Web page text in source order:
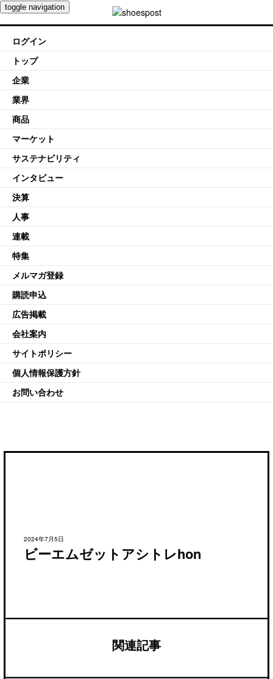
toggle navigation
ログイン
トップ
企業
業界
商品
マーケット
サステナビリティ
インタビュー
決算
人事
連載
特集
メルマガ登録
購読申込
広告掲載
会社案内
サイトポリシー
個人情報保護方針
お問い合わせ
2024年7月5日
ビーエムゼットアシトレhon
関連記事